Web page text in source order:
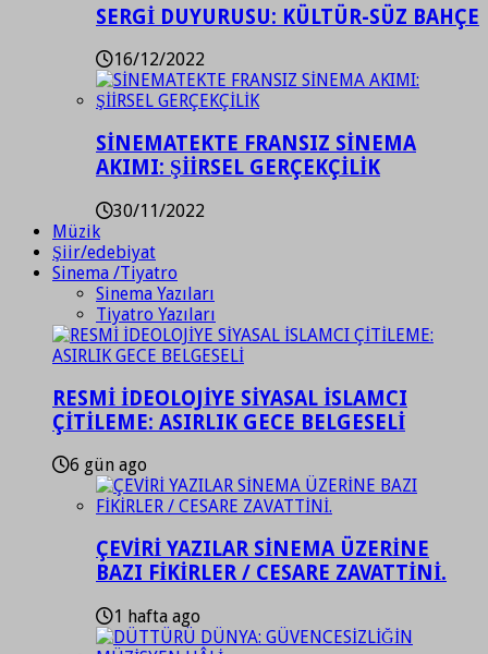
SERGİ DUYURUSU: KÜLTÜR-SÜZ BAHÇE
16/12/2022
SİNEMATEKTE FRANSIZ SİNEMA
AKIMI: ŞİİRSEL GERÇEKÇİLİK
30/11/2022
Müzik
Şiir/edebiyat
Sinema /Tiyatro
Sinema Yazıları
Tiyatro Yazıları
RESMİ İDEOLOJİYE SİYASAL İSLAMCI
ÇİTİLEME: ASIRLIK GECE BELGESELİ
6 gün ago
ÇEVİRİ YAZILAR SİNEMA ÜZERİNE
BAZI FİKİRLER / CESARE ZAVATTİNİ.
1 hafta ago